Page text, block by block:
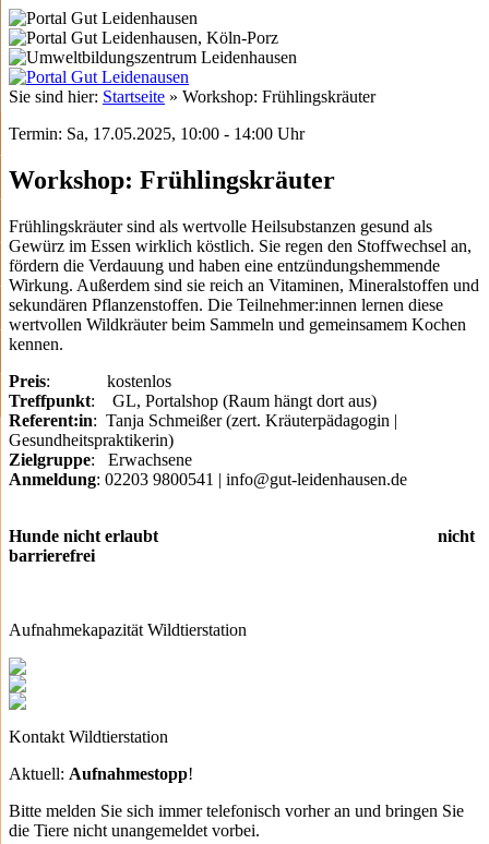
Sie sind hier: Startseite » Workshop: Frühlingskräuter
Termin: Sa, 17.05.2025, 10:00 - 14:00 Uhr
Workshop: Frühlingskräuter
Frühlingskräuter sind als wertvolle Heilsubstanzen gesund als
Gewürz im Essen wirklich köstlich. Sie regen den Stoffwechsel an,
fördern die Verdauung und haben eine entzündungshemmende
Wirkung. Außerdem sind sie reich an Vitaminen, Mineralstoffen und
sekundären Pflanzenstoffen. Die Teilnehmer:innen lernen diese
wertvollen Wildkräuter beim Sammeln und gemeinsamem Kochen
kennen.
Preis: kostenlos
Treffpunkt: GL, Portalshop (Raum hängt dort aus)
Referent:in: Tanja Schmeißer (zert. Kräuterpädagogin |
Gesundheitspraktikerin)
Zielgruppe: Erwachsene
Anmeldung: 02203 9800541 | info@gut-leidenhausen.de
Hunde nicht erlaubt nicht
barrierefrei
Aufnahmekapazität Wildtierstation
Kontakt Wildtierstation
Aktuell: Aufnahmestopp!
Bitte melden Sie sich immer telefonisch vorher an und bringen Sie
die Tiere nicht unangemeldet vorbei.